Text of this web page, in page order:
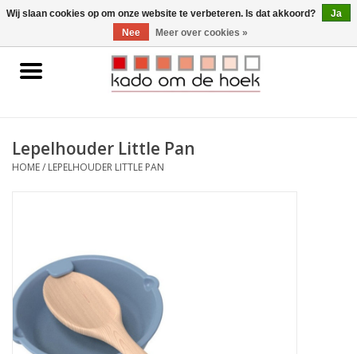
0 Artikelen - €0,00
Home
Gadgets
Kids
Pylones
Lepelhouder Little Pan
HOME/ LEPELHOUDER LITTLE PAN
Wij slaan cookies op om onze website te verbeteren. Is dat akkoord?
Ja
Nee
Meer over cookies »